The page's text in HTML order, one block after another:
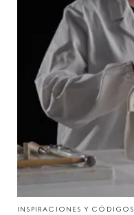
INSPIRACIONES Y CÓDIGOS